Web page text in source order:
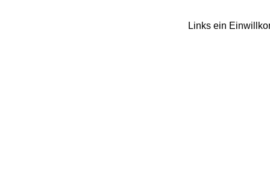
Links ein